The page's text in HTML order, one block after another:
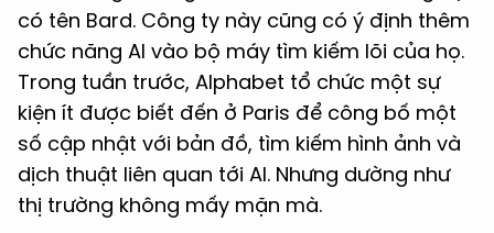
có tên Bard. Công ty này cũng có ý định thêm
chức năng AI vào bộ máy tìm kiếm lõi của họ.
Trong tuần trước, Alphabet tổ chức một sự
kiện ít được biết đến ở Paris để công bố một
số cập nhật với bản đồ, tìm kiếm hình ảnh và
dịch thuật liên quan tới AI. Nhưng dường như
thị trường không mấy mặn mà.